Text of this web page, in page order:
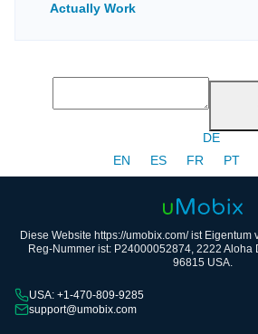
Actually Work
DE
EN
ES FR PT
Diese Website https://umobix.com/ ist Eigentum
Reg-Nummer ist: P24000052874, 2222 Aloha
96815 USA.
USA: +1-470-809-9285
support@umobix.com